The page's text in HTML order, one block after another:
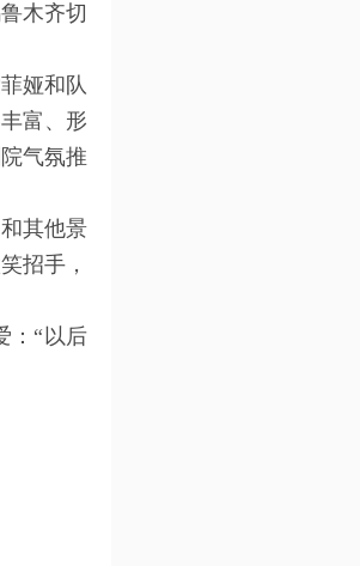
木齐切
娅和队
富、形
气氛推
其他景
招手，
：“以后